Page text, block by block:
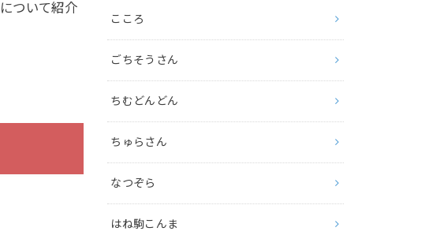
について紹介
こころ
ごちそうさん
ちむどんどん
ちゅらさん
なつぞら
はね駒こんま